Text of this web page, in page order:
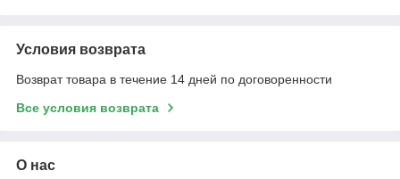
Условия возврата
Возврат товара в течение 14 дней по договоренности
Все условия возврата
О нас